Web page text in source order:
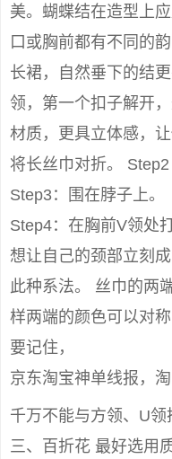
美。蝴蝶结在造型上
口或胸前都有不同的
长裙，自然垂下的结
领，第一个扣子解开
材质，更具立体感，
将长丝巾对折。
Step3：围在脖子上。
Step4：在胸前V领处
想让自己的颈部立刻
此种系法。 丝巾的两
样两端的颜色可以对
要记住，
京东淘宝神单线报，
千万不能与方领、U领
三、百折花 最好选用